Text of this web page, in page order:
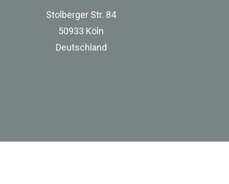
Stolberger Str. 84
50933 Köln
Deutschland